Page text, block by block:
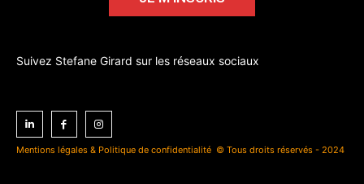
Suivez Stefane Girard sur les réseaux sociaux
Mentions légales & Politique de confidentialité © Tous droits réservés - 2024